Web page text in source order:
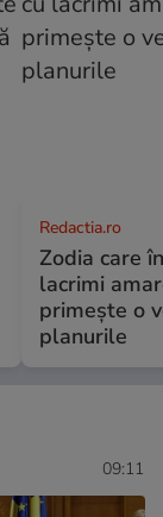
Redactia.ro
Zodia care
lacrimi
primește o
planurile
09:11